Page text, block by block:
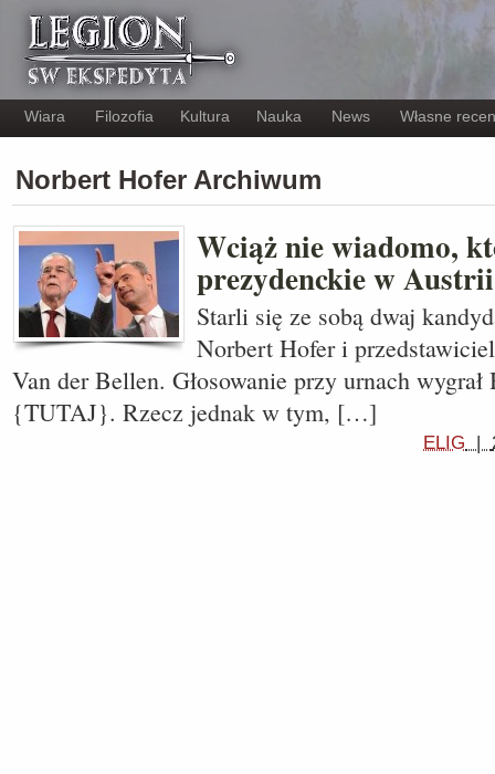
Wiara Filozofia Kultura Nauka News Własne
Norbert Hofer Archiwum
Wciąż nie wiadomo,
prezydenckie w
Starli się ze sobą dwaj
Norbert Hofer i
Van der Bellen. Głosowanie przy urnach
{TUTAJ}. Rzecz jednak w tym, […]
ELIG |